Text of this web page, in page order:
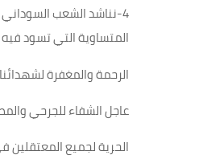
4- نناشد الشعب
المتساوية التي تسود فيه
الرحمة والمغفرة لشهدائنا
عاجل الشفاء للجرحي
الحرية لجميع المعتقلين